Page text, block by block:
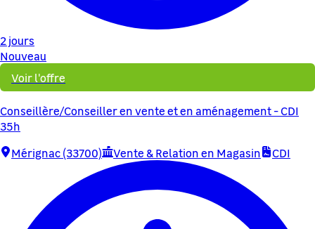
2 jours
Nouveau
Voir l'offre
Conseillère/Conseiller en vente et en aménagement - CDI
35h
Mérignac (33700)
Vente & Relation en Magasin CDI